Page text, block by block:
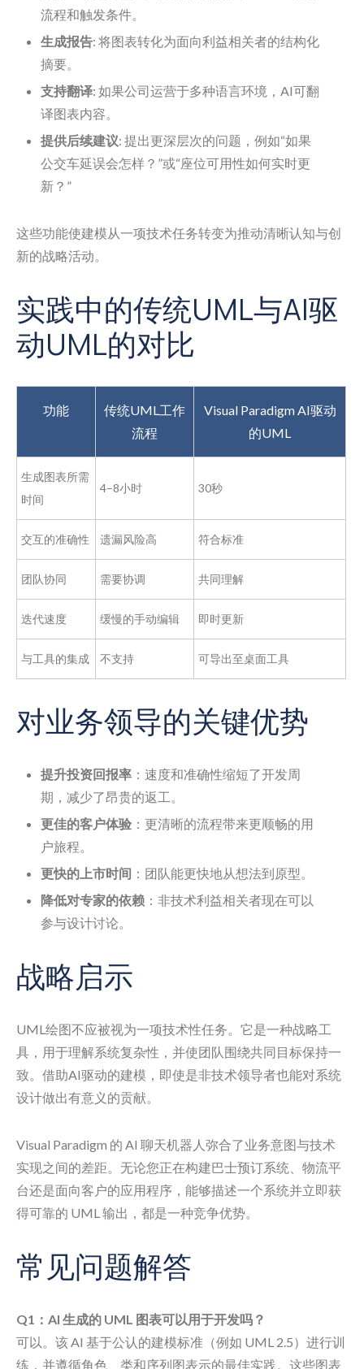
流程和触发条件。
生成报告: 将图表转化为面向利益相关者的结构化
摘要。
支持翻译: 如果公司运营于多种语言环境，AI可翻
译图表内容。
提供后续建议: 提出更深层次的问题，例如“如果
公交车延误会怎样？”或“座位可用性如何实时更
新？”
这些功能使建模从一项技术任务转变为推动清晰认知与创
新的战略活动。
实践中的传统UML与AI驱
动UML的对比
功能
传统UML工作
流程
Visual Paradigm AI驱动
的UML
生成图表所需
时间
4–8小时 30秒
交互的准确性 遗漏风险高 符合标准
团队协同 需要协调 共同理解
迭代速度 缓慢的手动编辑 即时更新
与工具的集成 不支持 可导出至桌面工具
对业务领导的关键优势
提升投资回报率 ：速度和准确性缩短了开发周
期，减少了昂贵的返工。
更佳的客户体验 ：更清晰的流程带来更顺畅的用
户旅程。
更快的上市时间 ：团队能更快地从想法到原型。
降低对专家的依赖 ：非技术利益相关者现在可以
参与设计讨论。
战略启示
UML绘图不应被视为一项技术性任务。它是一种战略工
具，用于理解系统复杂性，并使团队围绕共同目标保持一
致。借助AI驱动的建模，即使是非技术领导者也能对系统
设计做出有意义的贡献。
Visual Paradigm 的 AI 聊天机器人弥合了业务意图与技术
实现之间的差距。无论您正在构建巴士预订系统、物流平
台还是面向客户的应用程序，能够描述一个系统并立即获
得可靠的 UML 输出，都是一种竞争优势。
常见问题解答
Q1：AI 生成的 UML 图表可以用于开发吗？
可以。该 AI 基于公认的建模标准（例如 UML 2.5）进行训
练，并遵循角色、类和序列图表示的最佳实践。这些图表